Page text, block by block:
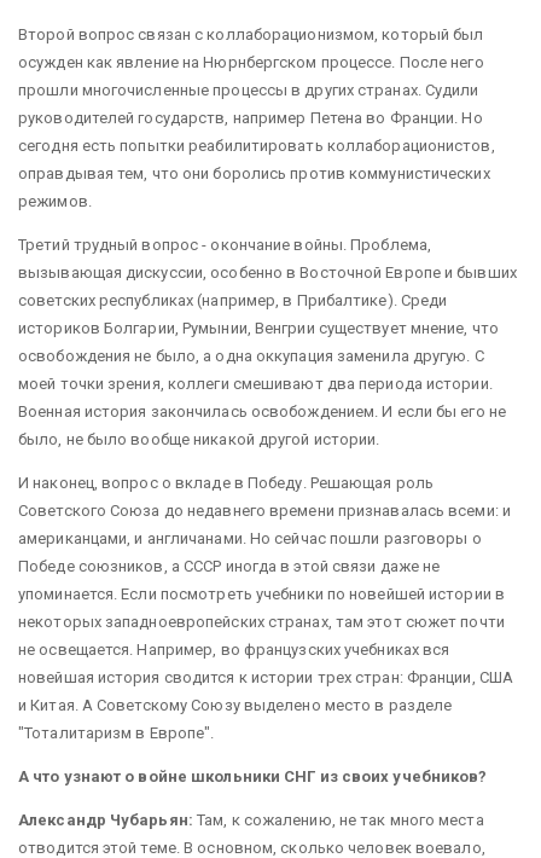
Второй вопрос связан с коллаборационизмом, который был
осужден как явление на Нюрнбергском процессе. После него
прошли многочисленные процессы в других странах. Судили
руководителей государств, например Петена во Франции. Но
сегодня есть попытки реабилитировать коллаборационистов,
оправдывая тем, что они боролись против коммунистических
режимов.
Третий трудный вопрос - окончание войны. Проблема,
вызывающая дискуссии, особенно в Восточной Европе и бывших
советских республиках (например, в Прибалтике). Среди
историков Болгарии, Румынии, Венгрии существует мнение, что
освобождения не было, а одна оккупация заменила другую. С
моей точки зрения, коллеги смешивают два периода истории.
Военная история закончилась освобождением. И если бы его не
было, не было вообще никакой другой истории.
И наконец, вопрос о вкладе в Победу. Решающая роль
Советского Союза до недавнего времени признавалась всеми: и
американцами, и англичанами. Но сейчас пошли разговоры о
Победе союзников, а СССР иногда в этой связи даже не
упоминается. Если посмотреть учебники по новейшей истории в
некоторых западноевропейских странах, там этот сюжет почти
не освещается. Например, во французских учебниках вся
новейшая история сводится к истории трех стран: Франции, США
и Китая. А Советскому Союзу выделено место в разделе
"Тоталитаризм в Европе".
А что узнают о войне школьники СНГ из своих учебников?
Александр Чубарьян: Там, к сожалению, не так много места
отводится этой теме. В основном, сколько человек воевало,